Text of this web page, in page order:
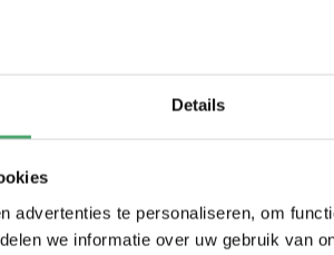
Details
advertenties te personaliseren, om
we informatie over uw gebruik van
De
hout goed
voor
functioneel